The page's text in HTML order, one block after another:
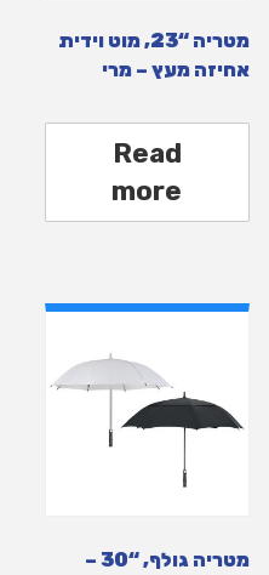
מטריה “23, מוט וידית
אחיזה מעץ – מרי
Read
more
מטריה גולף, “30 –